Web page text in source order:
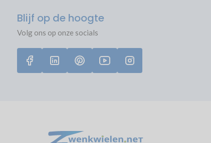
Blijf op de hoogte
Volg ons op onze socials